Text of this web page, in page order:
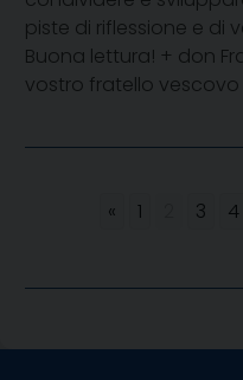
piste di riflessione e di
Buona lettura! + don
vostro fratello vescovo
« 1 3 4